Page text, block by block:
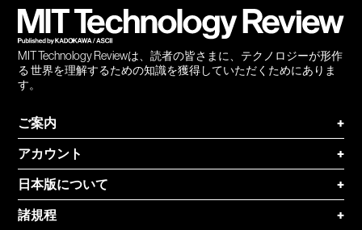
MIT Technology Reviewは、読者の皆さまに、テクノロジーが形作
る 世界を理解するための知識を獲得していただくためにありま
す。
ご案内
+
アカウント
+
日本版について
+
諸規程
+